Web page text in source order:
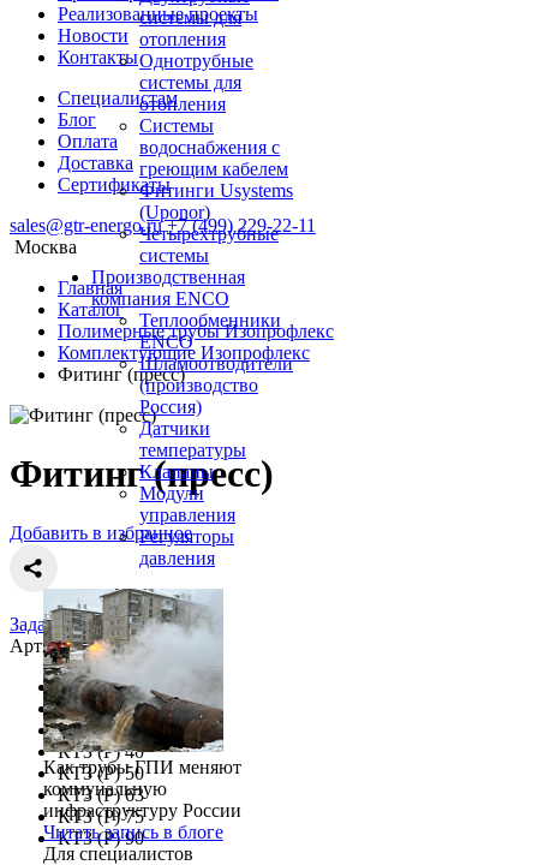
системы для
отопления
Однотрубные
системы для
отопления
Системы
водоснабжения с
греющим кабелем
Фитинги Usystems
(Uponor)
Четырехтрубные
системы
Производственная
компания ENCO
Теплообменники
ENCO
Шламоотводители
(производство
Россия)
Датчики
температуры
Клапаны
Модули
управления
Регуляторы
давления
Как трубы ГПИ меняют
коммунальную
инфраструктуру России
Читать запись в блоге
Для специалистов
Реализованные проекты
Новости
Контакты
Специалистам
Блог
Оплата
Доставка
Сертификаты
sales@gtr-energo.ru +7 (499) 229-22-11
Москва
Главная
Каталог
Полимерные трубы Изопрофлекс
Комплектующие Изопрофлекс
Фитинг (пресс)
Фитинг (пресс)
Добавить в избранное
Задать вопрос
Артикул
КТЗ (Р) 110
КТЗ (Р) 25
КТЗ (Р) 32
КТЗ (Р) 40
КТЗ (Р) 50
КТЗ (Р) 63
КТЗ (Р) 75
КТЗ (Р) 90